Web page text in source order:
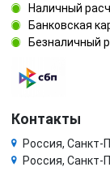
Наличный
Банковская
Безналичный
Контакты
Россия, Санкт-
Россия, Санкт-